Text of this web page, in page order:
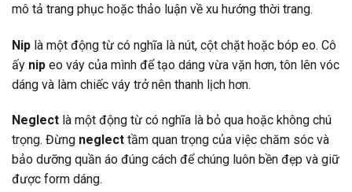
mô tả trang phục hoặc thảo luận về xu hướng thời trang.
Nip là một động từ có nghĩa là nút, cột chặt hoặc bóp eo. Cô
ấy nip eo váy của mình để tạo dáng vừa vặn hơn, tôn lên vóc
dáng và làm chiếc váy trở nên thanh lịch hơn.
Neglect là một động từ có nghĩa là bỏ qua hoặc không chú
trọng. Đừng neglect tầm quan trọng của việc chăm sóc và
bảo dưỡng quần áo đúng cách để chúng luôn bền đẹp và giữ
được form dáng.